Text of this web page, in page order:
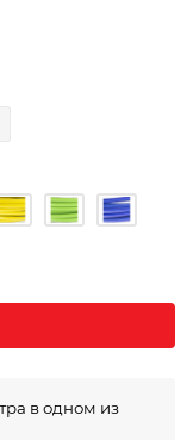
в одном из